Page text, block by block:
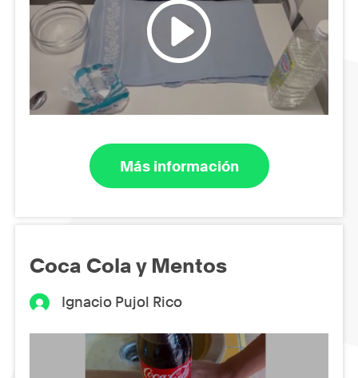
Más información
Coca Cola y Mentos
Ignacio Pujol Rico